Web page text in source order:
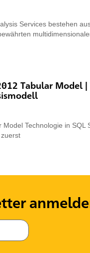
Services bestehen
Tabular Model |
Model Technologie in SQL